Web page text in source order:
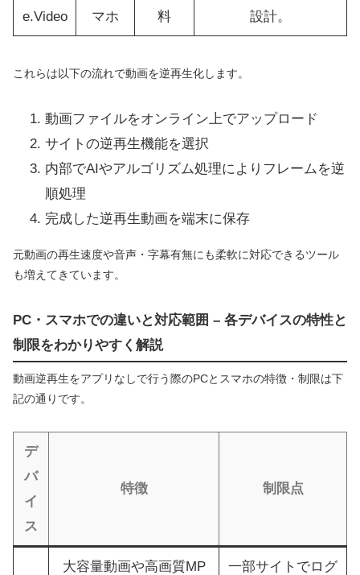
e.Video
マホ
料
設計。
これらは以下の流れで動画を逆再生化します。
動画ファイルをオンライン上でアップロード
サイトの逆再生機能を選択
内部でAIやアルゴリズム処理によりフレームを逆
順処理
完成した逆再生動画を端末に保存
元動画の再生速度や音声・字幕有無にも柔軟に対応できるツール
も増えてきています。
PC・スマホでの違いと対応範囲 – 各デバイスの特性と
制限をわかりやすく解説
動画逆再生をアプリなしで行う際のPCとスマホの特徴・制限は下
記の通りです。
デ
バ
イ
ス
特徴 制限点
大容量動画や高画質MP 一部サイトでログ